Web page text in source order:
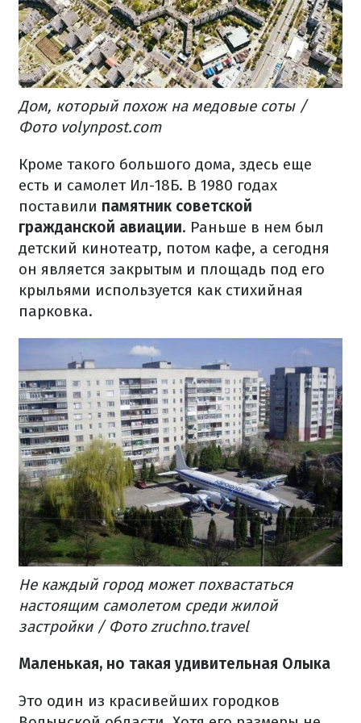
Дом, который похож на медовые соты /
Фото volynpost.com
Кроме такого большого дома, здесь еще
есть и самолет Ил-18Б. В 1980 годах
поставили памятник советской
гражданской авиации. Раньше в нем был
детский кинотеатр, потом кафе, а сегодня
он является закрытым и площадь под его
крыльями используется как стихийная
парковка.
Не каждый город может похвастаться
настоящим самолетом среди жилой
застройки / Фото zruchno.travel​
Маленькая, но такая удивительная Олыка
Это один из красивейших городков